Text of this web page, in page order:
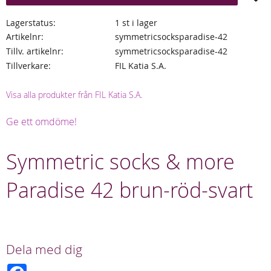
Lagerstatus
1 st i lager
Artikelnr
symmetricsocksparadise-42
Tillv. artikelnr
symmetricsocksparadise-42
Tillverkare
FIL Katia S.A.
Visa alla produkter från FIL Katia S.A.
Ge ett omdöme!
Symmetric socks & more
Paradise 42 brun-röd-svart
Dela med dig